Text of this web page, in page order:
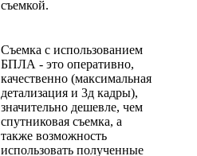
съемкой.
Съемка с использованием
БПЛА - это оперативно,
качественно (максимальная
детализация и 3д кадры),
значительно дешевле, чем
спутниковая съемка, а
также возможность
использовать полученные